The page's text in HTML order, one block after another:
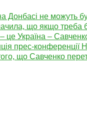
Донбасі не можуть
що якщо треба
це Україна –
прес-конференції
того, що Савченко